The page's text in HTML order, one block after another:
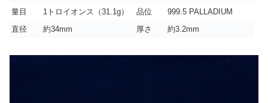
量目
1トロイオンス（31.1g） 品位
999.5 PALLADIUM
直径
約34mm 厚さ 約3.2mm